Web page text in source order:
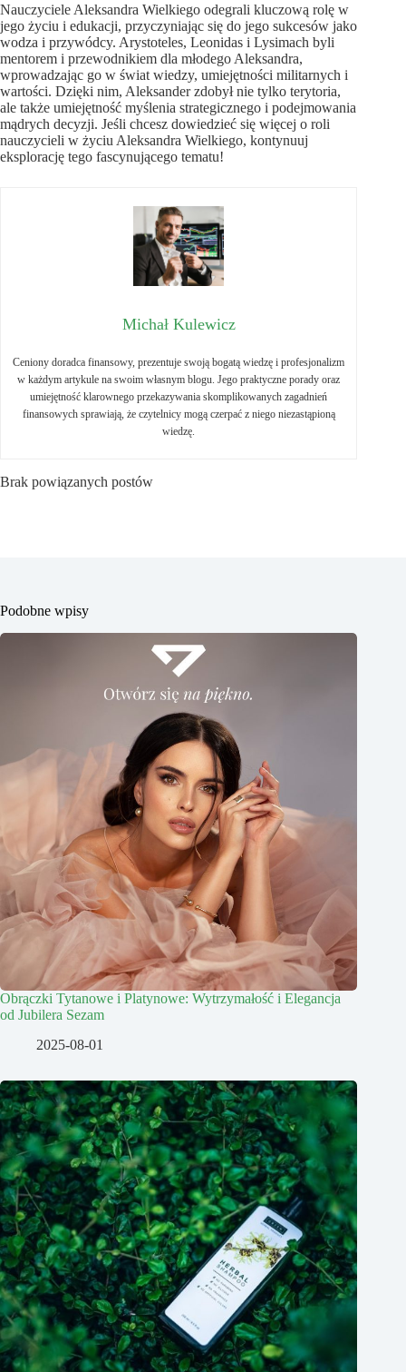
Nauczyciele Aleksandra Wielkiego odegrali kluczową rolę w
jego życiu i edukacji, przyczyniając się do jego sukcesów jako
wodza i przywódcy. Arystoteles, Leonidas i Lysimach byli
mentorem i przewodnikiem dla młodego Aleksandra,
wprowadzając go w świat wiedzy, umiejętności militarnych i
wartości. Dzięki nim, Aleksander zdobył nie tylko terytoria,
ale także umiejętność myślenia strategicznego i podejmowania
mądrych decyzji. Jeśli chcesz dowiedzieć się więcej o roli
nauczycieli w życiu Aleksandra Wielkiego, kontynuuj
eksplorację tego fascynującego tematu!
Michał Kulewicz
Ceniony doradca finansowy, prezentuje swoją bogatą wiedzę i profesjonalizm
w każdym artykule na swoim własnym blogu. Jego praktyczne porady oraz
umiejętność klarownego przekazywania skomplikowanych zagadnień
finansowych sprawiają, że czytelnicy mogą czerpać z niego niezastąpioną
wiedzę.
Brak powiązanych postów
Podobne wpisy
Obrączki Tytanowe i Platynowe: Wytrzymałość i Elegancja
od Jubilera Sezam
2025-08-01